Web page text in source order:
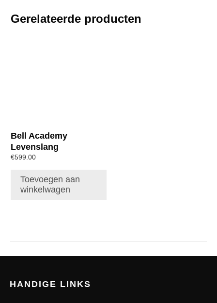
Gerelateerde producten
Bell Academy
Levenslang
€599.00
Toevoegen aan
winkelwagen
HANDIGE LINKS